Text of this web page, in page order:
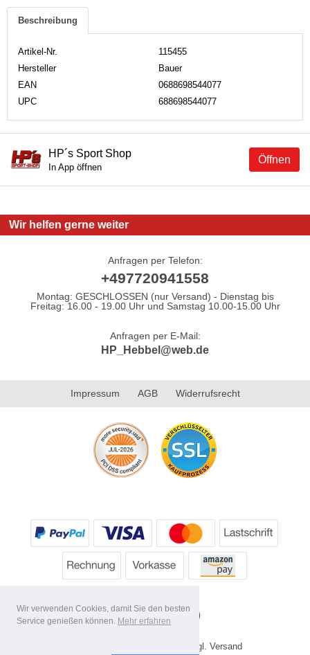
Wir verwenden Cookies, damit Sie den besten
Service genießen können. Mehr erfahren
Beschreibung
Artikel-Nr.
115455
Hersteller
Bauer
EAN
0688698544077
UPC
688698544077
Öffnen
HP´s Sport Shop
In App öffnen
Wir helfen gerne weiter
Anfragen per Telefon:
+497720941558
Montag: GESCHLOSSEN (nur Versand) - Dienstag bis
Freitag: 16.00 - 19.00 Uhr und Samstag 10.00-15.00 Uhr
Anfragen per E-Mail:
HP_Hebbel@web.de
Impressum AGB Widerrufsrecht
* Alle Preise inkl. MwSt. evtl. zzgl. Versand